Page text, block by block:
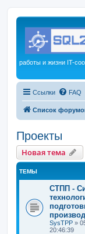
работы и жизни IT-
Ссылки FAQ
Список
Проекты
Новая тема
ТЕМЫ
СТПП -
SysTPP »
20:46:39